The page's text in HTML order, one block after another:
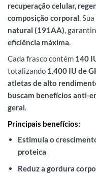
recuperação celular,
composição corporal.
natural (191AA),
eficiência máxima.
Cada frasco contém 140
totalizando 1.400 IU de
atletas de alto
buscam benefícios anti-
geral.
Principais benefícios:
Estimula o
proteica
Reduz a gordura